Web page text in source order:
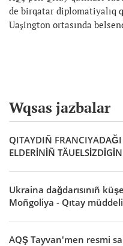
de birqatar diplomatiyalıq
Uaşington ortasında
Wqsas jazbalar
QITAYDIÑ
ELDERİNİÑ
Ukraina dağdarısınıñ
Moñgoliya - Qıtay
AQŞ Tayvan'men resmi